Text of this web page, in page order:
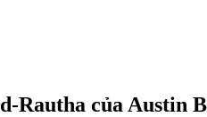
Rautha của Austin